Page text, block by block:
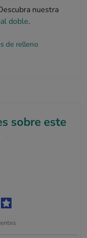
nuestra
doble.
de relleno
sobre este